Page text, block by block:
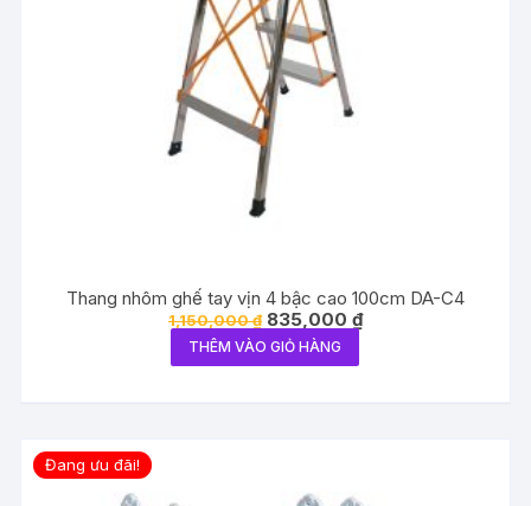
Thang nhôm ghế tay vịn 4 bậc cao 100cm DA-C4
1,150,000₫ Giá
gốc
là:
1,150,000 ₫.
835,000 ₫Giá
hiện
THÊM VÀO GIỎ HÀNG
Đang ưu đãi!